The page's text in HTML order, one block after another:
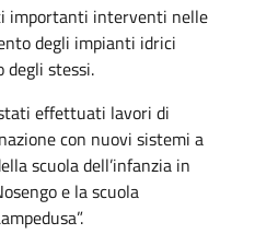
importanti interventi nelle
degli impianti idrici
degli stessi.
effettuati lavori di
con nuovi sistemi a
scuola dell’infanzia in
e la scuola